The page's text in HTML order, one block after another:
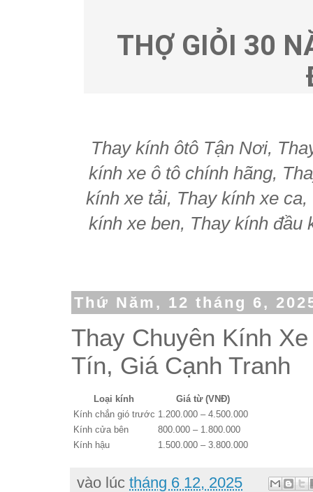
THỢ GIỎI 30
Thay kính ôtô Tận Nơi,
kính xe ô tô chính hãng,
kính xe tải, Thay kính xe
kính xe ben, Thay kính đầu
Thứ Năm, 12 tháng 6,
Thay Chuyên Kính
Tín, Giá Cạnh Tranh
Loại kính
Giá từ (VNĐ)
Kính chắn gió trước 1.200.000 – 4.500.000
Kính cửa bên
800.000 – 1.800.000
Kính hậu
1.500.000 – 3.800.000
vào lúc tháng 6 12, 2025